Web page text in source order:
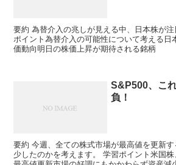
要約 為替介入の兆しが見える中、日本株が
ポイント為替介入の可能性について考える日
価動向明日の株価上昇が期待される銘柄
S&P500、こ
負！
要約 今週、全ての株式市場が最高値を更新
少したのかを考えます。 学習ポイント米国